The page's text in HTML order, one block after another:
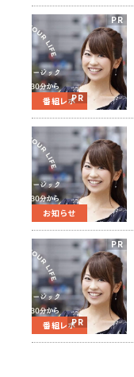
番組レポ
お知らせ
番組レポ